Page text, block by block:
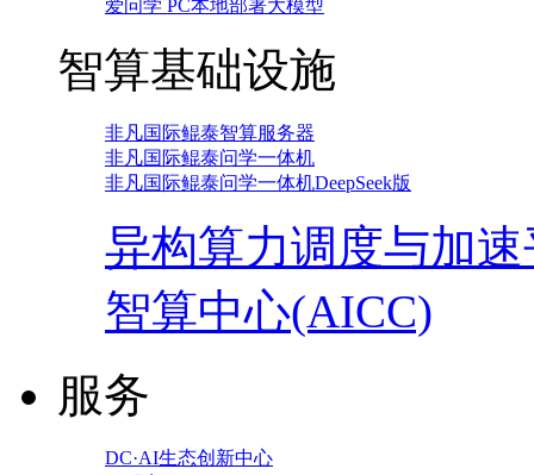
爱问学 PC本地部署大模型
智算基础设施
非凡国际鲲泰智算服务器
非凡国际鲲泰问学一体机
非凡国际鲲泰问学一体机DeepSeek版
异构算力调度与加
智算中心(AICC)
服务
DC·AI生态创新中心